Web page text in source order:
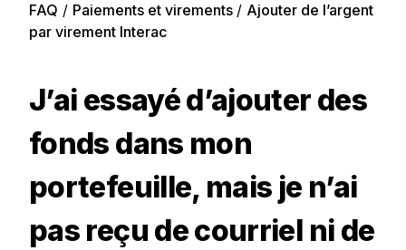
FAQ / Paiements et virements / Ajouter de l’argent
par virement Interac
J’ai essayé d’ajouter des
fonds dans mon
portefeuille, mais je n’ai
pas reçu de courriel ni de